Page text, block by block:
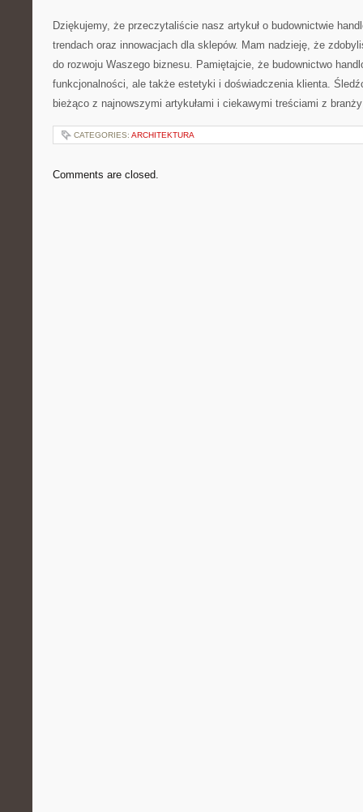
Dziękujemy, że przeczytaliście nasz ​artykuł o ⁣budownictwie⁤
trendach ‌oraz innowacjach dla sklepów.​ Mam nadzieję, że
do⁣ rozwoju Waszego biznesu. Pamiętajcie,⁣ że budownictwo
funkcjonalności, ale także estetyki i doświadczenia klienta.
bieżąco z najnowszymi artykułami ⁤i ciekawymi treściami z
CATEGORIES: ARCHITEKTURA
Comments are closed.